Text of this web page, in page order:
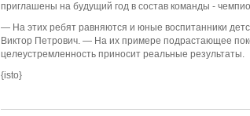
приглашены на будущий год в состав команды -
— На этих ребят равняются и юные воспитанники
Виктор Петрович. — На их примере подрастающее
целеустремленность приносит реальные результаты.
{isto}